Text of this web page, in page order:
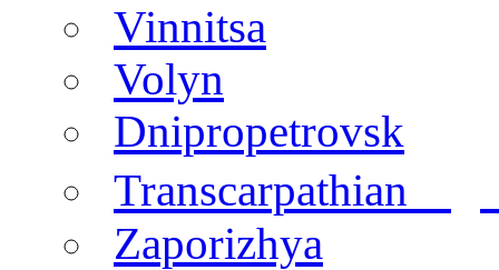
Vinnitsa
Volyn
Dnipropetrovsk
Transcarpathian
Zaporizhya